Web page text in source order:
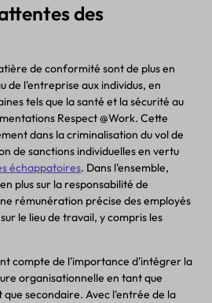
des
de conformité sont de plus en
de l'entreprise aux individus, en
tels que la santé et la sécurité au
Respect @Work. Cette
dans la criminalisation du vol de
de sanctions individuelles en vertu
échappatoires. Dans l'ensemble,
plus sur la responsabilité de
rémunération précise des employés
le lieu de travail, y compris les
compte de l'importance d'intégrer la
organisationnelle en tant que
secondaire. Avec l'entrée de la